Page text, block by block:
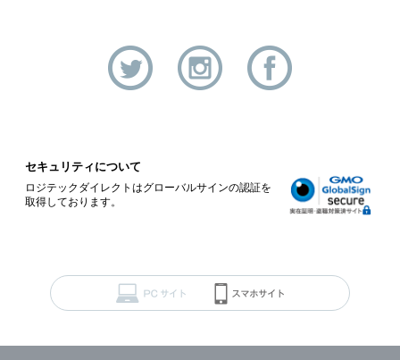
セキュリティについて
ロジテックダイレクトはグローバルサインの認証を
取得しております。